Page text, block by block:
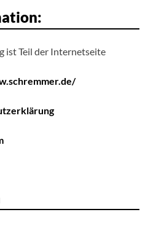
ist Teil der Internetseite